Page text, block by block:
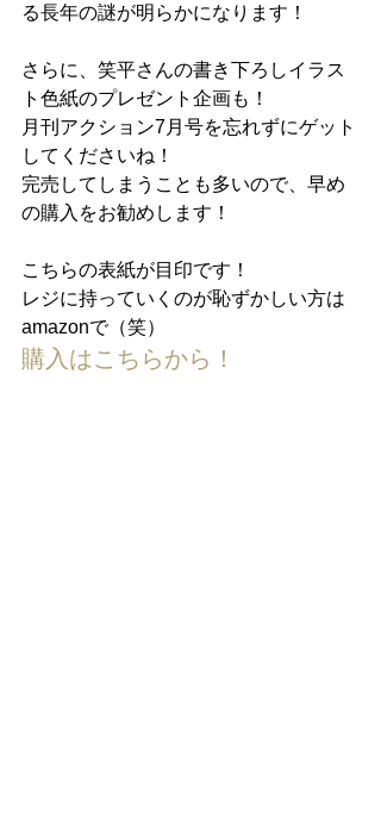
る長年の謎が明らかになります！
さらに、笑平さんの書き下ろしイラス
ト色紙のプレゼント企画も！
月刊アクション7月号を忘れずにゲット
してくださいね！
完売してしまうことも多いので、早め
の購入をお勧めします！
こちらの表紙が目印です！
レジに持っていくのが恥ずかしい方は
amazonで（笑）
購入はこちらから！